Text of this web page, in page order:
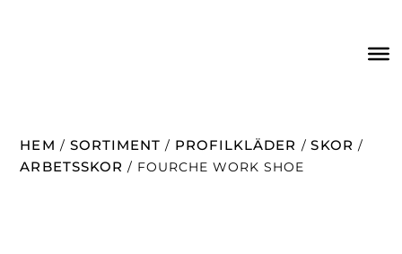
HEM / SORTIMENT / PROFILKLÄDER /SKOR /
ARBETSSKOR / FOURCHE WORK SHOE